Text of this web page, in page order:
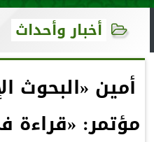
أخبار وأحداث
أمين «البحوث
مؤتمر: «قراءة